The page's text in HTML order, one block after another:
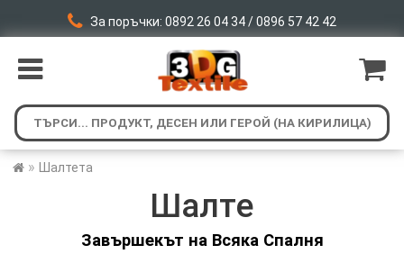
За поръчки: 0892 26 04 34 / 0896 57 42 42
» Шалтета
Шалте
Завършекът на Всяка Спалня